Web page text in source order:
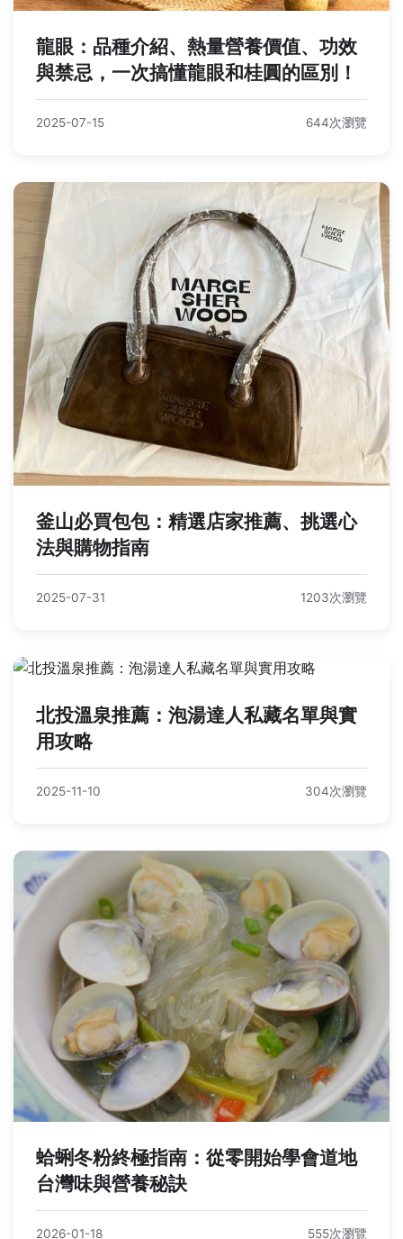
龍眼：品種介紹、熱量營養價值、功效
與禁忌，一次搞懂龍眼和桂圓的區別！
2025-07-15 644次瀏覽
釜山必買包包：精選店家推薦、挑選心
法與購物指南
2025-07-31 1203次瀏覽
北投溫泉推薦：泡湯達人私藏名單與實
用攻略
2025-11-10 304次瀏覽
蛤蜊冬粉終極指南：從零開始學會道地
台灣味與營養秘訣
2026-01-18 555次瀏覽